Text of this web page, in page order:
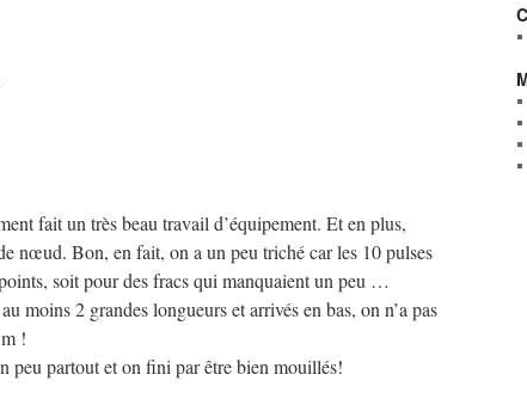
fait un très beau travail d’équipement. Et en plus,
nœud. Bon, en fait, on a un peu triché car les 10 pulses
soit pour des fracs qui manquaient un peu …
moins 2 grandes longueurs et arrivés en bas, on n’a pas
!
peu partout et on fini par être bien mouillés!